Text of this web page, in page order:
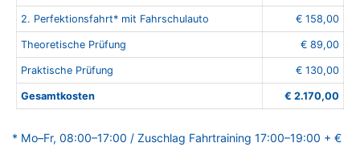
2. Perfektionsfahrt* mit Fahrschulauto € 158,00
Theoretische Prüfung € 89,00
Praktische Prüfung € 130,00
Gesamtkosten € 2.170,00
* Mo–Fr, 08:00–17:00 / Zuschlag Fahrtraining 17:00–19:00 + €